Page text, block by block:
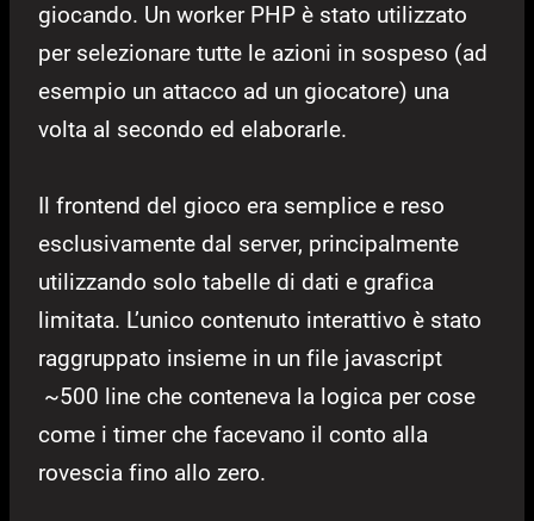
giocando. Un worker PHP è stato utilizzato
per selezionare tutte le azioni in sospeso (ad
esempio un attacco ad un giocatore) una
volta al secondo ed elaborarle.
Il frontend del gioco era semplice e reso
esclusivamente dal server, principalmente
utilizzando solo tabelle di dati e grafica
limitata. L’unico contenuto interattivo è stato
raggruppato insieme in un file javascript
~500 line che conteneva la logica per cose
come i timer che facevano il conto alla
rovescia fino allo zero.